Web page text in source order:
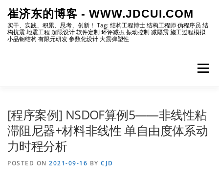
content
崔济东的博客 - WWW.JDCUI.COM
实干、实践、积累、思考、创新！ Tag: 结构工程博士 结构工程师 伪程序员 结
构抗震 地震工程 超限设计 软件定制 环评减振 振动控制 减隔震 施工过程模拟
小品钢结构 有限元研发 参数化设计 大震弹塑性
Menu
[自编程序] [软件笔记]
[程序案例] NSDOF算例5——非线性粘
滞阻尼器+材料非线性 单自由度体系动
力时程分析
POSTED ON 2021-09-16 BY CJD